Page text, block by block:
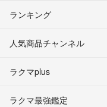
ランキング
人気商品チャンネル
ラクマplus
ラクマ最強鑑定